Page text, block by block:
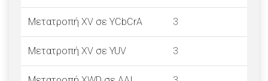
Μετατροπή XV σε YCbCrA 3
Μετατροπή XV σε YUV 3